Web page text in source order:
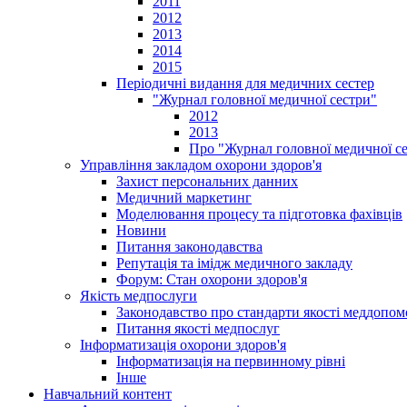
2012
2013
2014
2015
Періодичні видання для медичних сестер
"Журнал головної медичної сестри"
2012
2013
Про "Журнал головної медичної
Управління закладом охорони здоров'я
Захист персональних данних
Медичний маркетинг
Моделювання процесу та підготовка фахівців
Новини
Питання законодавства
Репутація та імідж медичного закладу
Форум: Стан охорони здоров'я
Якість медпослуги
Законодавство про стандарти якості
Питання якості медпослуг
Інформатизація охорони здоров'я
Інформатизація на первинному рівні
Інше
Навчальний контент